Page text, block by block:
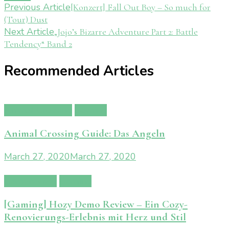
Post
Navigation
Previous Article[Konzert] Fall Out Boy – So much for
(Tour) Dust
Next Article„Jojo’s Bizarre Adventure Part 2: Battle
Tendency“ Band 2
Recommended Articles
Animal Crossing Guide: Das Angeln
March 27, 2020March 27, 2020
[Gaming] Hozy Demo Review – Ein Cozy-
Renovierungs-Erlebnis mit Herz und Stil